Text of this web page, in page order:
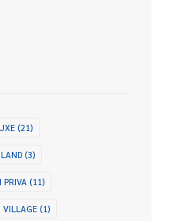
(21)
(3)
PRIVA (11)
VILLAGE (1)